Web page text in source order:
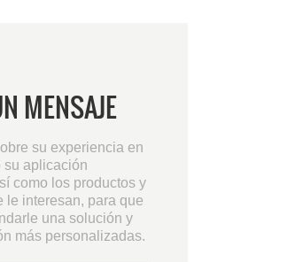
MENSAJE
su experiencia en
su aplicación
como los productos y
le interesan, para que
una solución y
más personalizadas.